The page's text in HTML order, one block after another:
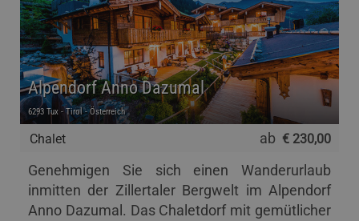
Chalet
Alpendorf Anno Dazumal
6293 Tux - Tirol - Österreich
ab € 230,00
Genehmigen Sie sich einen Wanderurlaub
inmitten der Zillertaler Bergwelt im Alpendorf
Anno Dazumal. Das Chaletdorf mit gemütlicher